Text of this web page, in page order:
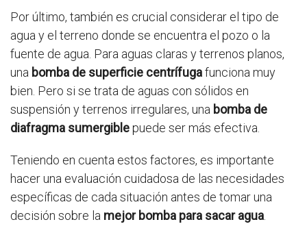
Por último, también es crucial considerar el tipo de
agua y el terreno donde se encuentra el pozo o la
fuente de agua. Para aguas claras y terrenos planos,
una bomba de superficie centrífugafunciona muy
bien. Pero si se trata de aguas con sólidos en
suspensión y terrenos irregulares, una bomba de
diafragma sumergiblepuede ser más efectiva.
Teniendo en cuenta estos factores, es importante
hacer una evaluación cuidadosa de las necesidades
específicas de cada situación antes de tomar una
decisión sobre la mejor bomba para sacar agua